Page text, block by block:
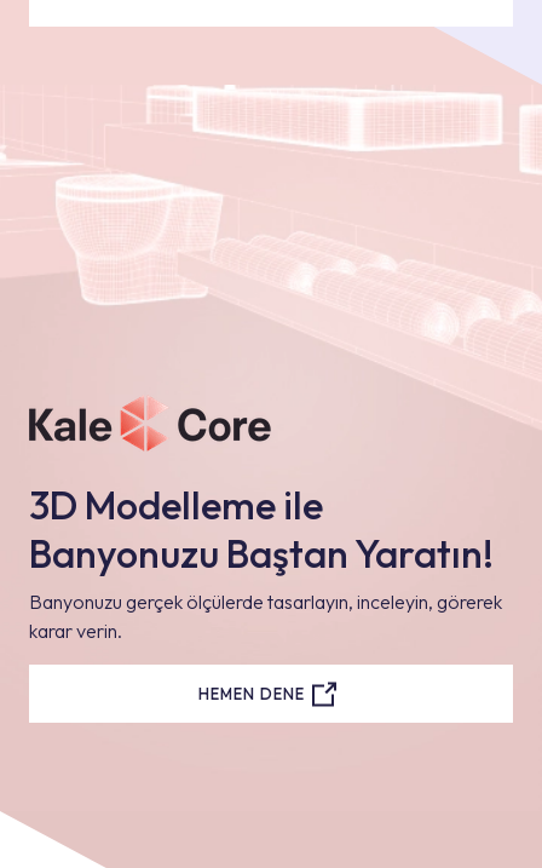
3D Modelleme ile
Banyonuzu Baştan Yaratın!
Banyonuzu gerçek ölçülerde tasarlayın, inceleyin, görerek
karar verin.
HEMEN DENE